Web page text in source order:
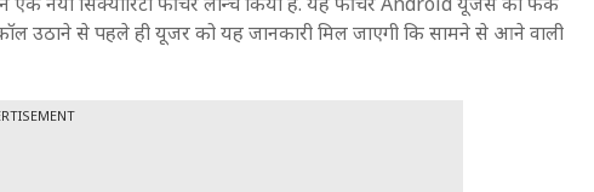
उठाने से पहले ही यूजर को यह जानकारी मिल जाएगी कि सामने से आने वाली